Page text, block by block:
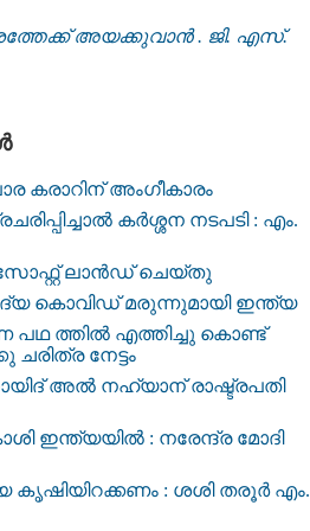
അയക്കുവാൻ . ജി. എസ്.
കരാറിന് അംഗീകാരം
കർശ്ശന നടപടി : എം.
സോഫ്റ്റ് ലാന്‍ഡ് ചെയ്തു
കൊവിഡ് മരുന്നുമായി ഇന്ത്യ
പഥ ത്തിൽ എത്തിച്ചു കൊണ്ട്
നേട്ടം
അല്‍ നഹ്യാന് രാഷ്ട്രപതി
ഇന്ത്യയില്‍ : നരേന്ദ്ര മോദി
കൃഷിയിറക്കണം : ശശി തരൂര്‍ എം.